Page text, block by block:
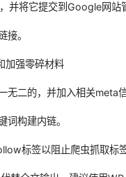
并将它提交到Google网站
接。
加强零碎材料
无二的，并加入相关meta
词构建内链。
标签以阻止爬虫抓取标签